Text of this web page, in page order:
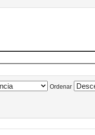
Ordenar